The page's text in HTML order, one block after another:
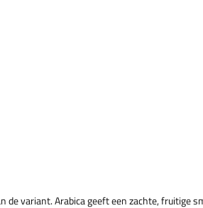
de variant. Arabica geeft een zachte, fruitige